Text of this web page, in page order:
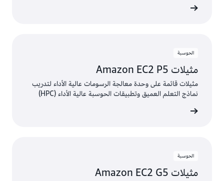
الحوسبة
مثيلات Amazon EC2 P5
مثيلات قائمة على وحدة معالجة الرسومات عالية الأداء لتدريب
نماذج التعلم العميق وتطبيقات الحوسبة عالية الأداء (HPC)
الحوسبة
مثيلات Amazon EC2 G5